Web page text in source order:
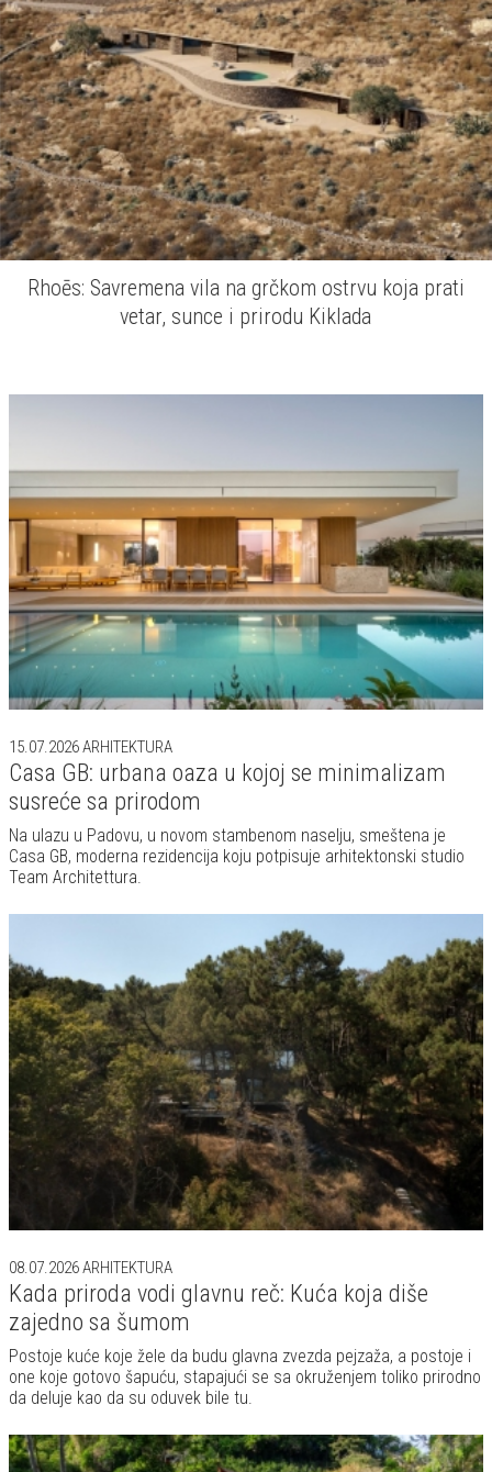
vetar, sunce i prirodu Kiklada
Casa GB: urbana oaza u kojoj se minimalizam
susreće sa prirodom
Na ulazu u Padovu, u novom stambenom naselju, smeštena je
Casa GB, moderna rezidencija koju potpisuje arhitektonski studio
Team Architettura.
08.07.2026
Kada priroda vodi glavnu reč: Kuća koja diše
zajedno sa šumom
Postoje kuće koje žele da budu glavna zvezda pejzaža, a postoje i
one koje gotovo šapuću, stapajući se sa okruženjem toliko prirodno
da deluje kao da su oduvek bile tu.